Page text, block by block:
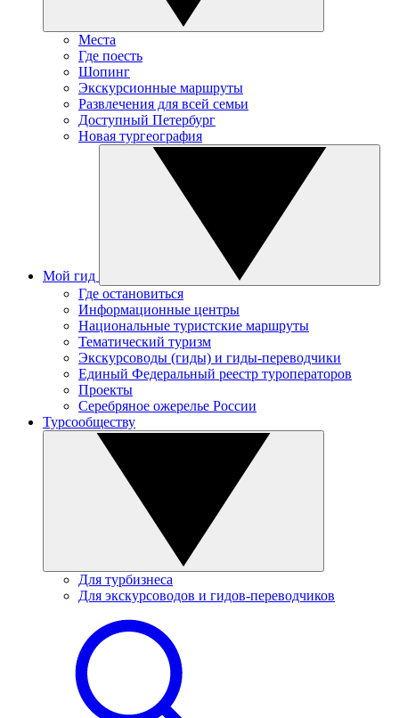
Места
Где поесть
Шопинг
Экскурсионные маршруты
Развлечения для всей семьи
Доступный Петербург
Новая тургеография
Мой гид
Где остановиться
Информационные центры
Национальные туристские маршруты
Тематический туризм
Экскурсоводы (гиды) и гиды-переводчики
Единый Федеральный реестр туроператоров
Проекты
Серебряное ожерелье России
Турсообществу
Для турбизнеса
Для экскурсоводов и гидов-переводчиков